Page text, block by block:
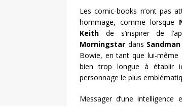
Les comic-books n’ont pas
hommage, comme lorsque
Keith de s’inspirer de
Morningstar dans
Bowie, en tant que lui-même
bien trop longue à établir
personnage le plus
Messager d’une